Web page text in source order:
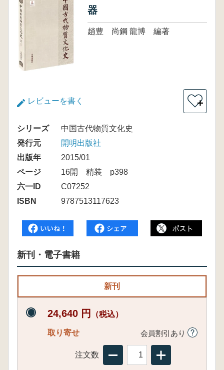
器
趙豊 尚鋼 龍博 編著
レビューを書く ＋
シリーズ
中国古代物質文化史
発行元
開明出版社
出版年
2015/01
ページ
16開 精装 p398
六一ID
C07252
ISBN
9787513117623
新刊・電子書籍
新刊
24,640 円 （税込）
取り寄せ 会員割引あり
注文数